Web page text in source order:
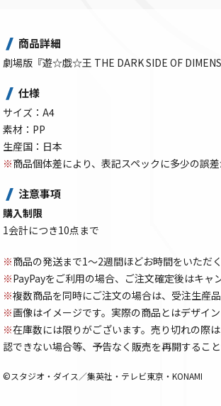
商品詳細
劇場版『遊☆戯☆王 THE DARK SIDE OF
仕様
サイズ：A4
素材：PP
生産国：日本
※商品個体差により、表記スペックに多少の誤
注意事項
購入制限
1会計につき10点まで
※商品の発送まで1～2週間ほどお時間をいただ
※PayPayをご利用の場合、ご注文確定後はキャ
※複数商品を同時にご注文の場合は、受注生産
※画像はイメージです。実際の商品とはデザイ
※在庫数には限りがございます。売り切れの際
認できない場合等、予告なく販売を再開するこ
©スタジオ・ダイス／集英社・テレビ東京・KONAMI